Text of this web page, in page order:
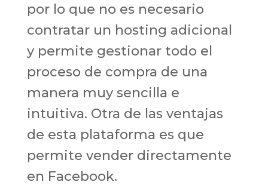
por lo que no es necesario
contratar un hosting adicional
y permite gestionar todo el
proceso de compra de una
manera muy sencilla e
intuitiva. Otra de las ventajas
de esta plataforma es que
permite vender directamente
en Facebook.